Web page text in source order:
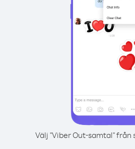
Välj "Viber Out-samtal"